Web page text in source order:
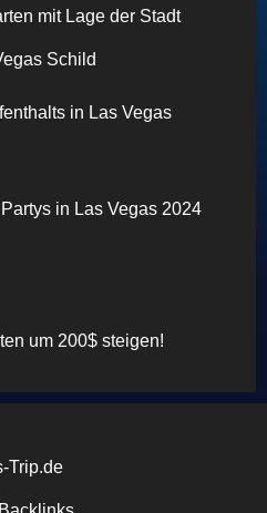
mit Lage der Stadt
in Las Vegas
in Las Vegas 2024
um 200$ steigen!
Trip.de